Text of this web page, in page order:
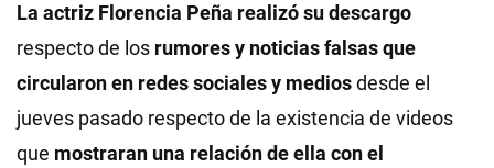
La actriz Florencia Peña realizó su descargo
respecto de los rumores y noticias falsas que
circularon en redes sociales y mediosdesde el
jueves pasado respecto de la existencia de videos
que mostraran una relación de ella con el